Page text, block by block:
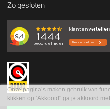
Zo gesloten
Onze pagina’s maken gebruik van
klikken op "Akkoord" ga je akkoord